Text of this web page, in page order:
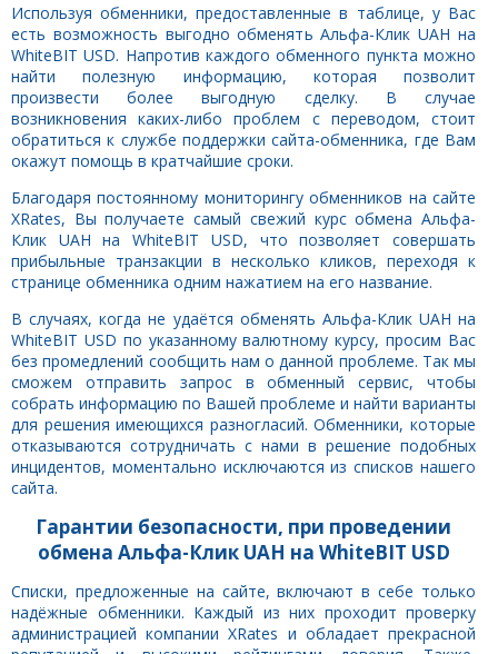
Используя обменники, предоставленные в таблице, у Вас
есть возможность выгодно обменять Альфа-Клик UAH на
WhiteBIT USD. Напротив каждого обменного пункта можно
найти полезную информацию, которая позволит
произвести более выгодную сделку. В случае
возникновения каких-либо проблем с переводом, стоит
обратиться к службе поддержки сайта-обменника, где Вам
окажут помощь в кратчайшие сроки.
Благодаря постоянному мониторингу обменников на сайте
XRates, Вы получаете самый свежий курс обмена Альфа-
Клик UAH на WhiteBIT USD, что позволяет совершать
прибыльные транзакции в несколько кликов, переходя к
странице обменника одним нажатием на его название.
В случаях, когда не удаётся обменять Альфа-Клик UAH на
WhiteBIT USD по указанному валютному курсу, просим Вас
без промедлений сообщить нам о данной проблеме. Так мы
сможем отправить запрос в обменный сервис, чтобы
собрать информацию по Вашей проблеме и найти варианты
для решения имеющихся разногласий. Обменники, которые
отказываются сотрудничать с нами в решение подобных
инцидентов, моментально исключаются из списков нашего
сайта.
Гарантии безопасности, при проведении
обмена Альфа-Клик UAH на WhiteBIT USD
Списки, предложенные на сайте, включают в себе только
надёжные обменники. Каждый из них проходит проверку
администрацией компании XRates и обладает прекрасной